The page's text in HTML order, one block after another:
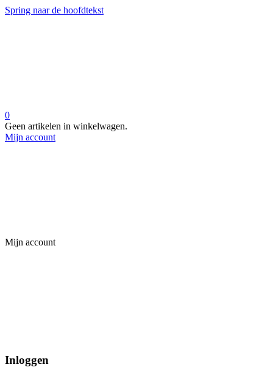
Spring naar de hoofdtekst
0
Geen artikelen in winkelwagen.
Mijn account
Mijn account
Inloggen